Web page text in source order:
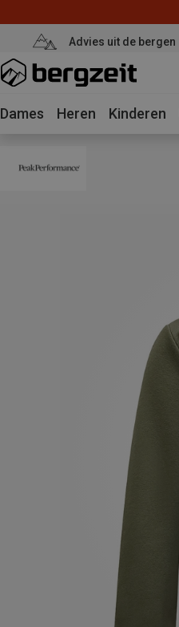
Advies uit de bergen
Dames Heren Kinderen